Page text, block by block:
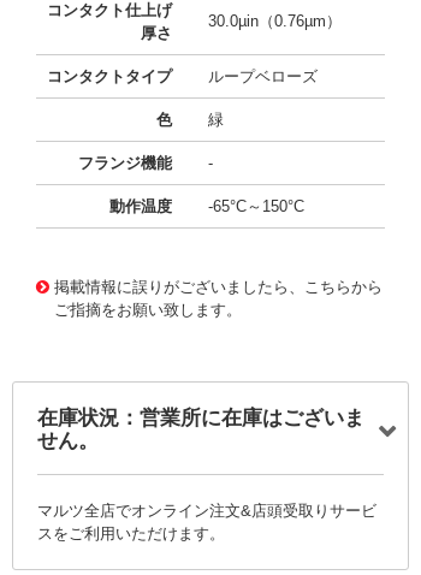
コンタクト仕上げ
厚さ
30.0µin（0.76µm）
コンタクトタイプ ループベローズ
色 緑
フランジ機能 -
動作温度 -65°C～150°C
掲載情報に誤りがございましたら、こちらから
ご指摘をお願い致します。
在庫状況：営業所に在庫はございま
せん。
マルツ全店でオンライン注文&店頭受取りサービ
スをご利用いただけます。